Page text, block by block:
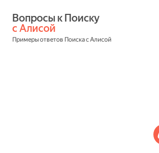
с Алисой
Примеры ответов Поиска с Алисой